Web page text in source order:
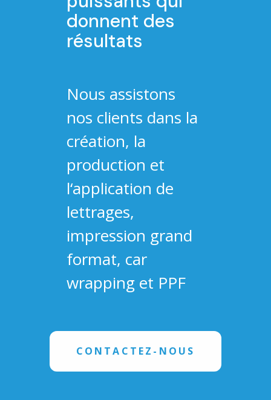
donnent des
résultats
Nous assistons
nos clients dans la
création, la
production et
l‘application de
lettrages,
impression grand
format, car
wrapping et PPF
CONTACTEZ-NOUS